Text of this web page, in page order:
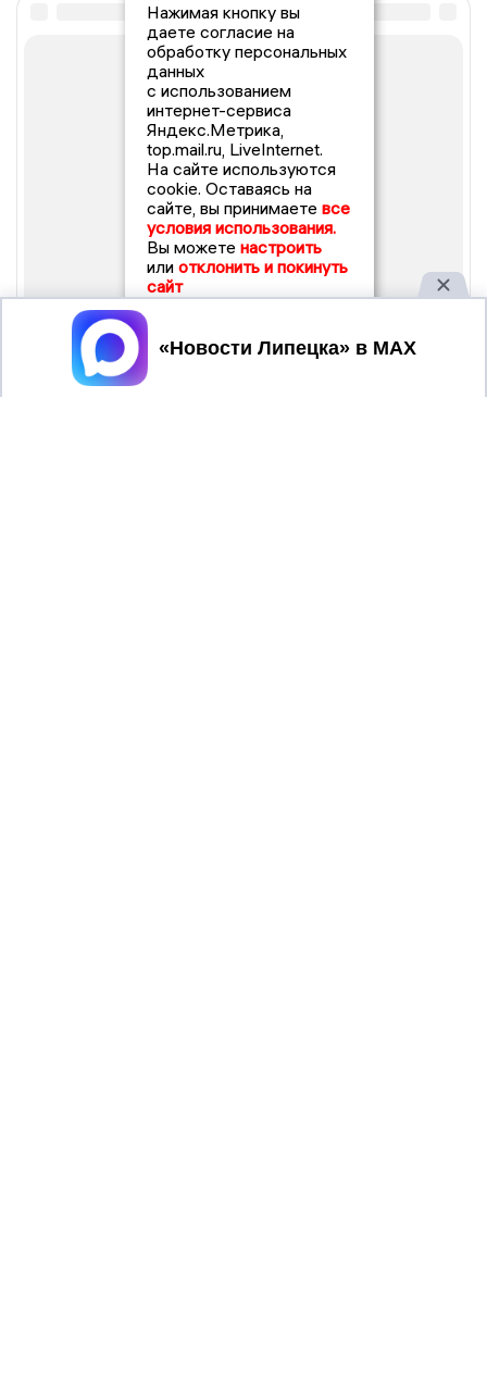
Нажимая кнопку вы
даете согласие на
обработку персональных
данных
с использованием
интернет-сервиса
Яндекс.Метрика,
top.mail.ru, LiveInternet.
На сайте используются
cookie. Оставаясь на
сайте, вы принимаете все
условия использования.
Вы можете настроить
или отклонить и покинуть
сайт
Принять